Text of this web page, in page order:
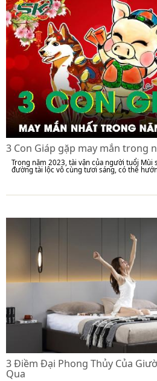
3 Con Giáp gặp may mắn trong
Trong năm 2023, tài vận của người tuổi Mùi
đường tài lộc vô cùng tươi sáng, có thể
3 Điềm Đại Phong Thủy Của
Qua